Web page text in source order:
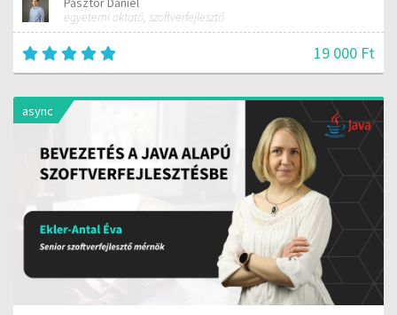
egyetemi oktató, szoftverfejlesztő
19 000 Ft
async